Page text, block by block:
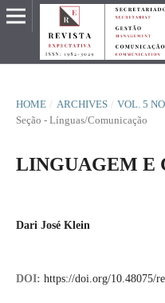
HOME / ARCHIVES / VOL. 5
Seção - Línguas/Comunicação
LINGUAGEM E
Dari José Klein
DOI: https://doi.org/10.48075/